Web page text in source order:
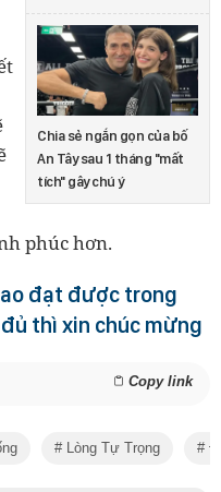
Chia sẻ ngắn gọn của bố
An Tây sau 1 tháng "mất
tích" gây chú ý
phúc hơn.
đạt được trong
thì xin chúc mừng
Copy link
Lòng Tự Trọng